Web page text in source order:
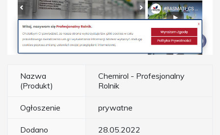
Nazwa
(Produkt)
Chemirol - Profesjonalny
Rolnik
Ogłoszenie prywatne
Dodano 28.05.2022